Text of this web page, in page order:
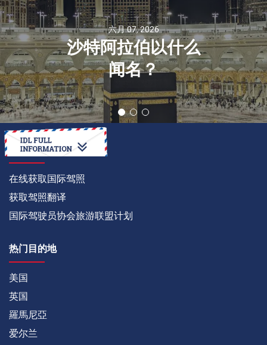
六月 07, 2026
沙特阿拉伯以什么
闻名？
如何
在线获取国际驾照
获取驾照翻译
国际驾驶员协会旅游联盟计划
热门目的地
美国
英国
羅馬尼亞
爱尔兰